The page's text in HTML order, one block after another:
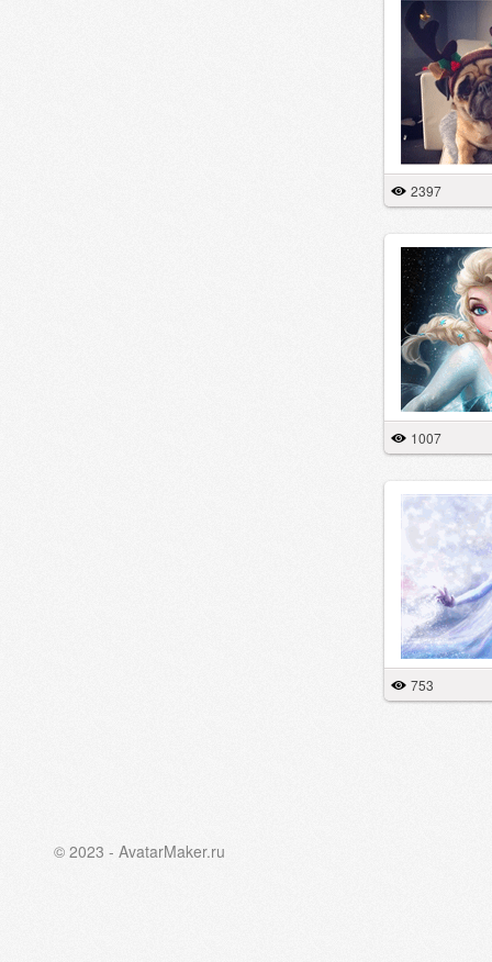
2397
1007
753
© 2023 - AvatarMaker.ru